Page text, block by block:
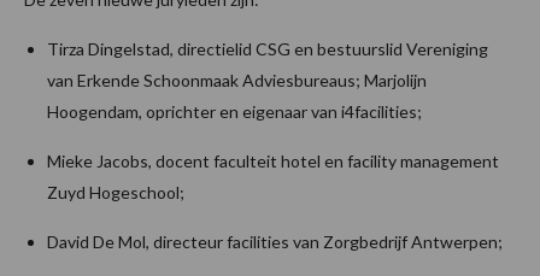
Tirza Dingelstad, directielid CSG en bestuurslid Vereniging
van Erkende Schoonmaak Adviesbureaus; Marjolijn
Hoogendam, oprichter en eigenaar van i4facilities;
Mieke Jacobs, docent faculteit hotel en facility management
Zuyd Hogeschool;
David De Mol, directeur facilities van Zorgbedrijf Antwerpen;